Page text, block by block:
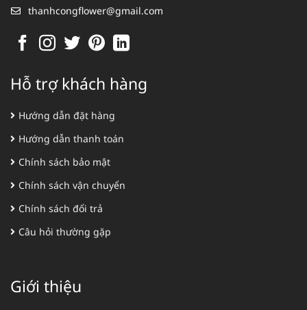
thanhcongflower@gmail.com
Hỗ trợ khách hàng
Hướng dẫn đặt hàng
Hướng dẫn thanh toán
Chính sách bảo mật
Chính sách vận chuyển
Chính sách đổi trả
Câu hỏi thường gặp
Giới thiệu